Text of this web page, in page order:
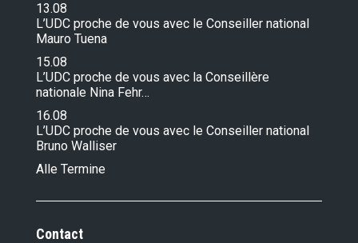
13.08
L’UDC proche de vous avec le Conseiller national
Mauro Tuena
15.08
L’UDC proche de vous avec la Conseillère
nationale Nina Fehr…
16.08
L’UDC proche de vous avec le Conseiller national
Bruno Walliser
Alle Termine
Contact